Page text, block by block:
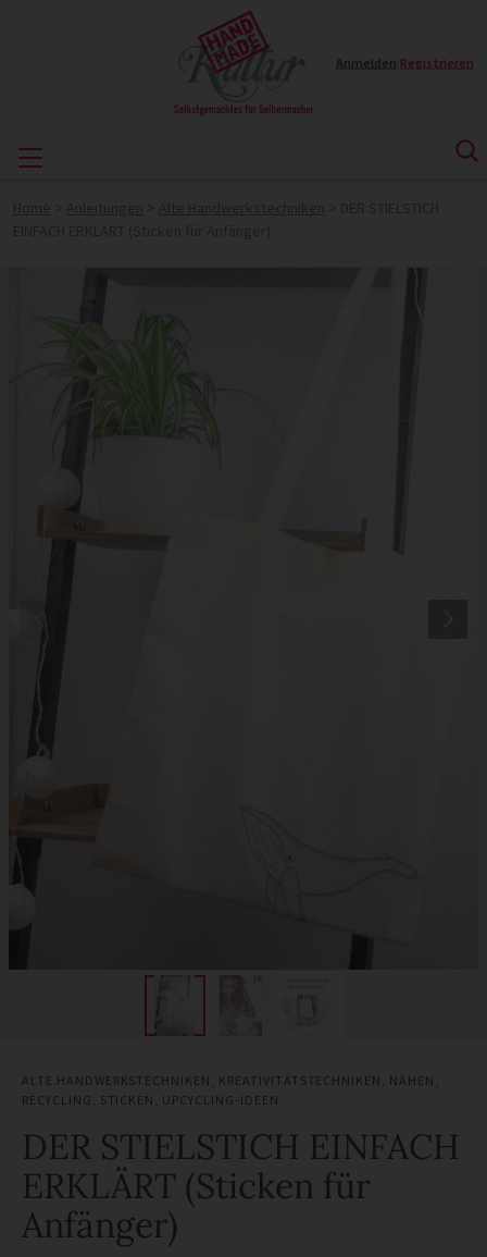
Anmelden Registrieren
ALTE HANDWERKSTECHNIKEN KREATIVITÄTSTECHNIKEN NÄHEN
RECYCLING
STICKEN UPCYCLING-IDEEN
DER STIELSTICH EINFACH
ERKLÄRT (Sticken für
Anfänger)